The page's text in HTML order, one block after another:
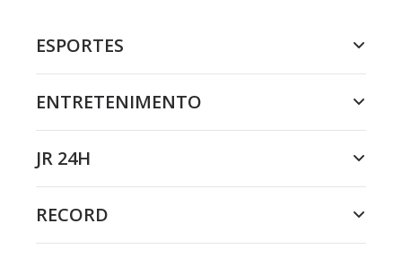
ESPORTES
ENTRETENIMENTO
JR 24H
RECORD